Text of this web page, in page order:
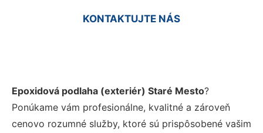
KONTAKTUJTE NÁS
Epoxidová podlaha (exteriér) Staré Mesto?
Ponúkame vám profesionálne, kvalitné a zároveň
cenovo rozumné služby, ktoré sú prispôsobené vašim